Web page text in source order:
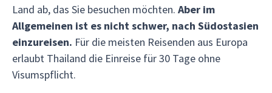
Land ab, das Sie besuchen möchten. Aber im
Allgemeinen ist es nicht schwer, nach Südostasien
einzureisen. Für die meisten Reisenden aus Europa
erlaubt Thailand die Einreise für 30 Tage ohne
Visumspflicht.